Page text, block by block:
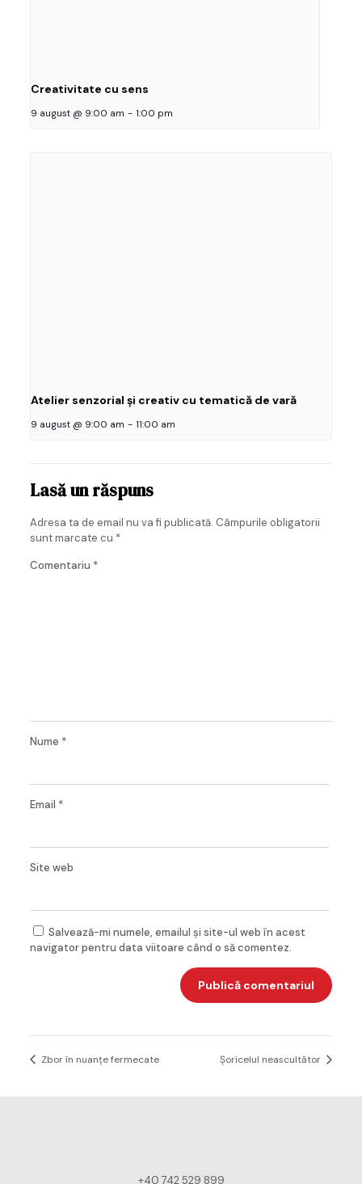
Creativitate cu sens
9 august @ 9:00 am - 1:00 pm
Atelier senzorial și creativ cu tematică de vară
9 august @ 9:00 am - 11:00 am
Lasă un răspuns
Adresa ta de email nu va fi publicată. Câmpurile obligatorii
sunt marcate cu *
Comentariu *
Nume *
Email *
Site web
Salvează-mi numele, emailul și site-ul web în acest
navigator pentru data viitoare când o să comentez.
Zbor în nuanțe fermecate Șoricelul neascultător
+40 742 529 899